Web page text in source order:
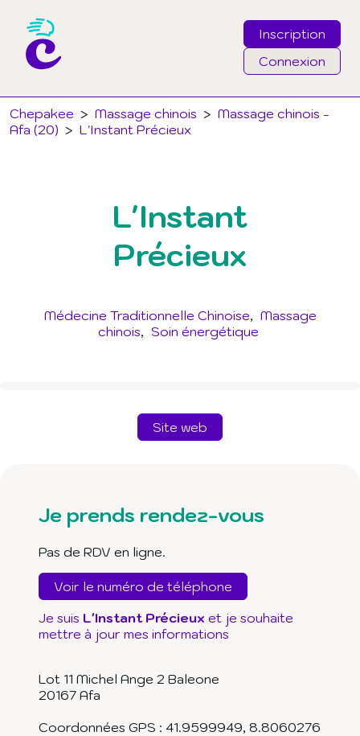
Inscription
Connexion
Chepakee > Massage chinois > Massage chinois -
Afa (20) > L'Instant Précieux
Email
J'ai oublié mon mot de passe
Connexion
L'Instant
Précieux
Médecine Traditionnelle Chinoise
Massage
chinois
Soin énergétique
Site web
Je prends rendez-vous
Pas de RDV en ligne.
Voir le numéro de téléphone
Je suis L'Instant Précieux et je souhaite
mettre à jour mes informations
Lot 11 Michel Ange 2 Baleone
20167 Afa
Coordonnées GPS : 41.9599949, 8.8060276